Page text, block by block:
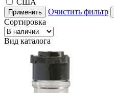
Применить Очистить фильтр
Сортировка
Вид каталога